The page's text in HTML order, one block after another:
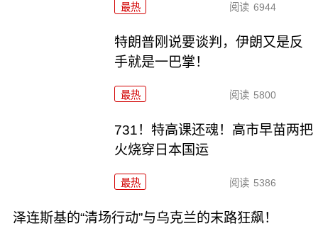
最热 阅读 6944
特朗普刚说要谈判，伊朗又是反
手就是一巴掌！
最热 阅读 5800
731！特高课还魂！高市早苗两把
火烧穿日本国运
最热 阅读 5386
泽连斯基的“清场行动”与乌克兰的末路狂飙！